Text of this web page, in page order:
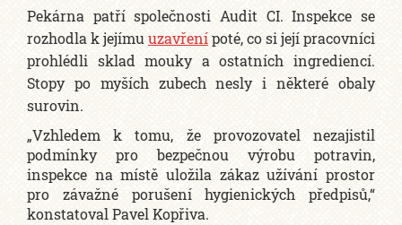
Pekárna patří společnosti Audit CI. Inspekce se
rozhodla k jejímuuzavřenípoté, co si její pracovníci
prohlédli sklad mouky a ostatních ingrediencí.
Stopy po myších zubech nesly i některé obaly
surovin.
„Vzhledem k tomu, že provozovatel nezajistil
podmínky pro bezpečnou výrobu potravin,
inspekce na místě uložila zákaz užívání prostor
pro závažné porušení hygienických předpisů,“
konstatoval Pavel Kopřiva.